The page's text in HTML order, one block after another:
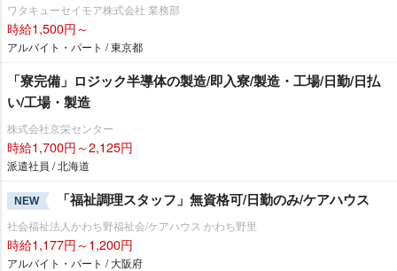
ワタキューセイモア株式会社 業務部
時給1,500円～
アルバイト・パート / 東京都
「寮完備」ロジック半導体の製造/即入寮/製造・工場/日勤/日払
い/工場・製造
株式会社京栄センター
時給1,700円～2,125円
派遣社員 / 北海道
NEW 「福祉調理スタッフ」無資格可/日勤のみ/ケアハウス
社会福祉法人かわち野福祉会/ケアハウス かわち野里
時給1,177円～1,200円
アルバイト・パート / 大阪府